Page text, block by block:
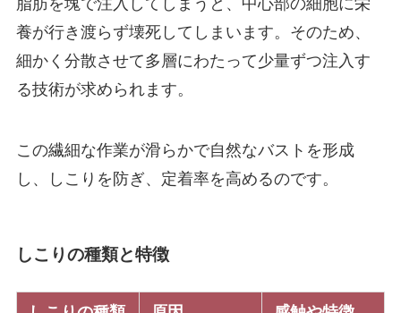
養が行き渡らず壊死してしまいます。そのため、
細かく分散させて多層にわたって少量ずつ注入す
る技術が求められます。
この繊細な作業が滑らかで自然なバストを形成
し、しこりを防ぎ、定着率を高めるのです。
しこりの種類と特徴